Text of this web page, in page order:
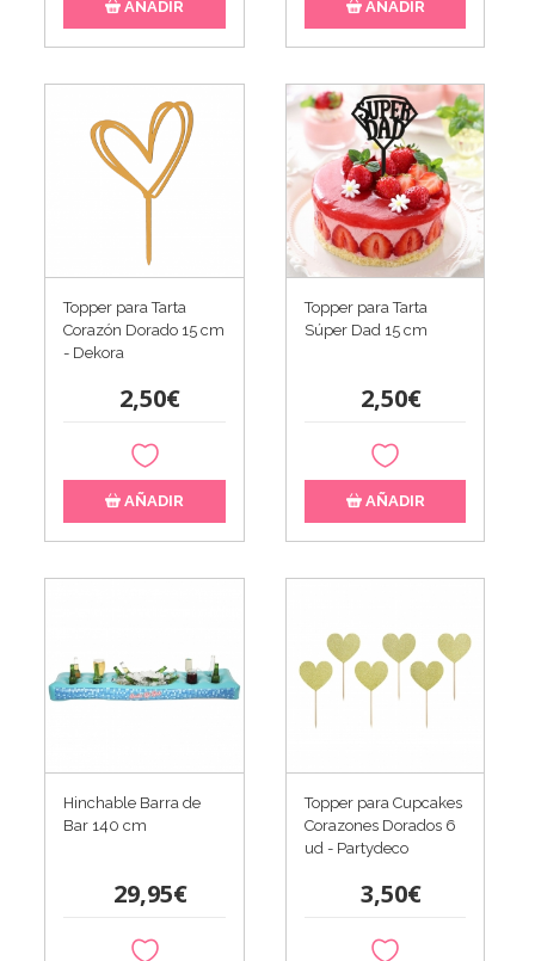
AÑADIR AÑADIR
Topper para Tarta
Corazón Dorado 15 cm
- Dekora
2,50€
AÑADIR
Topper para Tarta
Súper Dad 15 cm
2,50€
AÑADIR
Hinchable Barra de
Bar 140 cm
29,95€
Topper para Cupcakes
Corazones Dorados 6
ud - Partydeco
3,50€